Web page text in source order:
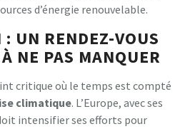
d’énergie renouvelable.
: UN RENDEZ-VOUS
NE PAS MANQUER
critique où le temps est compté
climatique. L’Europe, avec ses
intensifier ses efforts pour